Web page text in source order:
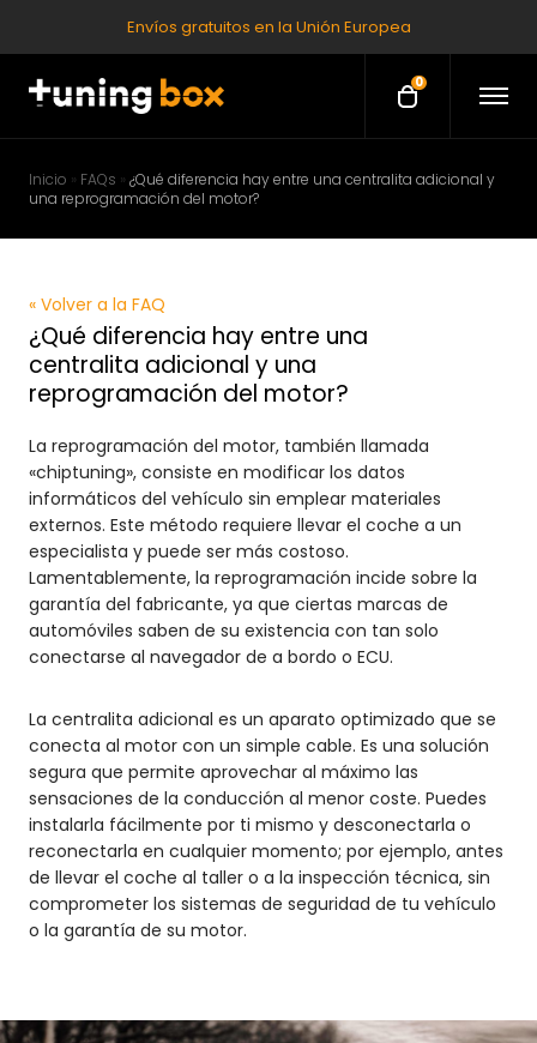
Envíos gratuitos en la Unión Europea
O
e
n
a
0
O
e
M
e
Inicio » FAQs » ¿Qué diferencia hay entre una centralita adicional y
una reprogramación del motor?
« Volver a la FAQ
¿Qué diferencia hay entre una
centralita adicional y una
reprogramación del motor?
La reprogramación del motor, también llamada
«chiptuning», consiste en modificar los datos
informáticos del vehículo sin emplear materiales
externos. Este método requiere llevar el coche a un
especialista y puede ser más costoso.
Lamentablemente, la reprogramación incide sobre la
garantía del fabricante, ya que ciertas marcas de
automóviles saben de su existencia con tan solo
conectarse al navegador de a bordo o ECU.
La centralita adicional es un aparato optimizado que se
conecta al motor con un simple cable. Es una solución
segura que permite aprovechar al máximo las
sensaciones de la conducción al menor coste. Puedes
instalarla fácilmente por ti mismo y desconectarla o
reconectarla en cualquier momento; por ejemplo, antes
de llevar el coche al taller o a la inspección técnica, sin
comprometer los sistemas de seguridad de tu vehículo
o la garantía de su motor.